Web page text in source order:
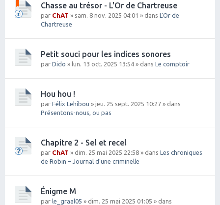
Chasse au trésor - L'Or de Chartreuse
par ChAT » sam. 8 nov. 2025 04:01 » dans L'Or de
Chartreuse
Petit souci pour les indices sonores
par Dido » lun. 13 oct. 2025 13:54 » dans Le comptoir
Hou hou !
par Félix Lehibou » jeu. 25 sept. 2025 10:27 » dans
Présentons-nous, ou pas
Chapitre 2 - Sel et recel
par ChAT » dim. 25 mai 2025 22:58 » dans Les chroniques
de Robin – Journal d’une criminelle
Énigme M
par le_graal05 » dim. 25 mai 2025 01:05 » dans